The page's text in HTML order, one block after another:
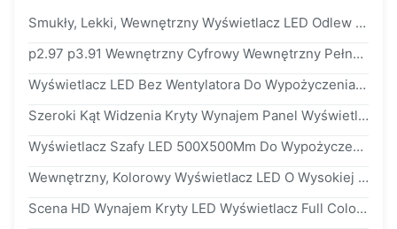
Smukły, Lekki, Wewnętrzny Wyświetlacz LED Odlew Ciśnieniowy Materiał Aluminiowy Na Scenę
p2.97 p3.91 Wewnętrzny Cyfrowy Wewnętrzny Pełny Kolorowy Wyświetlacz LED 1920hz Do 3840hz Odśwież
Wyświetlacz LED Bez Wentylatora Do Wypożyczenia 4,81 Mm Piksel Pełny Kolor Lekki
Szeroki Kąt Widzenia Kryty Wynajem Panel Wyświetlacza LED Telewizory Ściany Na Imprezy Reklamowe
Wyświetlacz Szafy LED 500X500Mm Do Wypożyczenia Wideo Ściana p3.91 Do Reklamy
Wewnętrzny, Kolorowy Wyświetlacz LED O Wysokiej Rozdzielczości p3.91 p4.81 smd2121 Na Scenę
Scena HD Wynajem Kryty LED Wyświetlacz Full Color p3.91 p4.81 500X500Mm